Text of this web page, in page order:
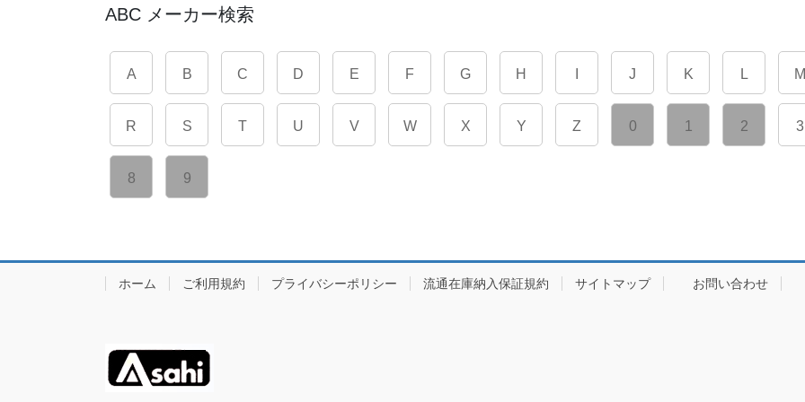
ABC メーカー検索
A B C D E F G H J K L M
R S T U V W X Y Z 0 1 2 3
8 9
ホーム ご利用規約 プライバシーポリシー 流通在庫納入保証規約 サイトマップ お問い合わせ